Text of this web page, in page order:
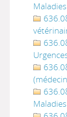
Maladies